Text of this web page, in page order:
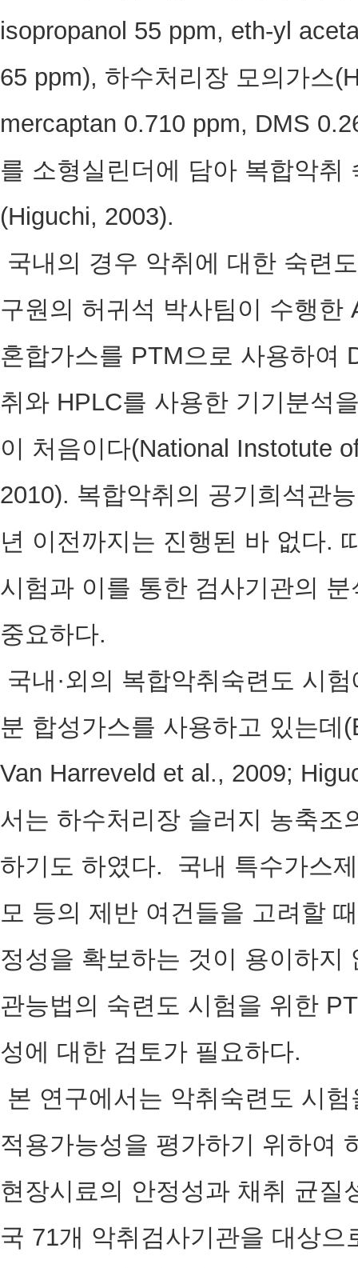
isopropanol 55 ppm, eth-yl
65 ppm), 하수처리장 모의가스
mercaptan 0.710 ppm, DMS
를 소형실린더에 담아 복합악취
(Higuchi, 2003).
국내의 경우 악취에 대한 숙련
구원의 허귀석 박사팀이 수행한
혼합가스를 PTM으로 사용하여
취와 HPLC를 사용한 기기분석
이 처음이다(National Instotute
2010). 복합악취의 공기희석관
년 이전까지는 진행된 바 없다.
시험과 이를 통한 검사기관의
중요하다.
국내·외의 복합악취숙련도 시
분 합성가스를 사용하고 있는데
Van Harreveld et al., 2009;
서는 하수처리장 슬러지 농축조
하기도 하였다. 국내 특수가스
모 등의 제반 여건들을 고려할
정성을 확보하는 것이 용이하
관능법의 숙련도 시험을 위한
성에 대한 검토가 필요하다.
본 연구에서는 악취숙련도 시
적용가능성을 평가하기 위하여
현장시료의 안정성과 채취 균질
국 71개 악취검사기관을 대상